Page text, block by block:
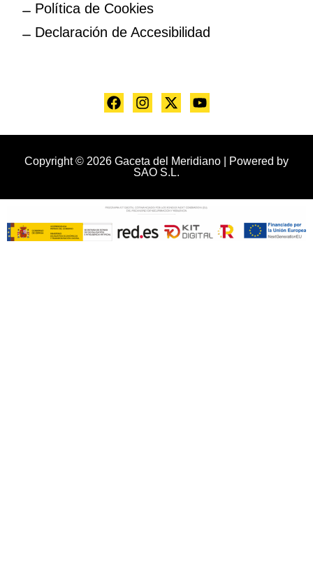
Política de Cookies
Declaración de Accesibilidad
Copyright © 2026 Gaceta del Meridiano | Powered by
SAO S.L.